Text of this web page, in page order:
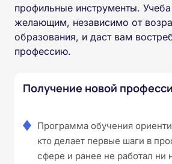
профильные инструменты.
желающим, независимо от
образования, и даст вам
профессию.
Получение новой
Программа обучения
кто делает первые шаги в
сфере и ранее не работал ни